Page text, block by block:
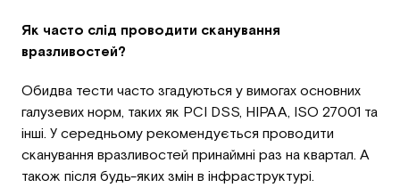
Як часто слід проводити сканування
вразливостей?
Обидва тести часто згадуються у вимогах основних
галузевих норм, таких як PCI DSS, HIPAA, ISO 27001 та
інші. У середньому рекомендується проводити
сканування вразливостей принаймні раз на квартал. А
також після будь-яких змін в інфраструктурі.